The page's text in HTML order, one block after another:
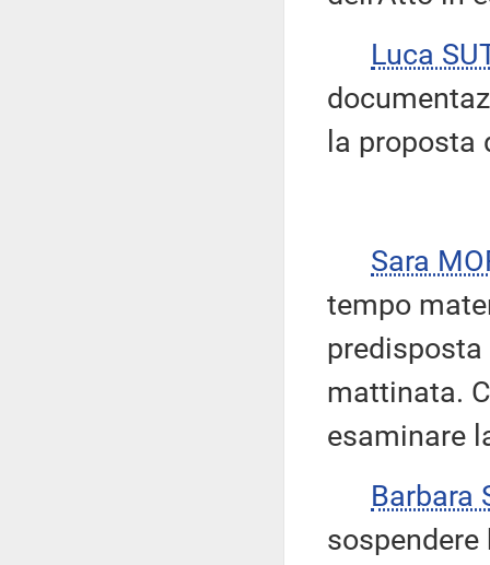
Luca
la proposta
Sara
tempo
mattinata.
esaminare
Barbara